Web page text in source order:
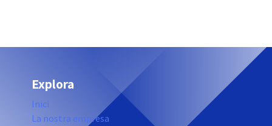
Explora
Inici
La nostra empresa